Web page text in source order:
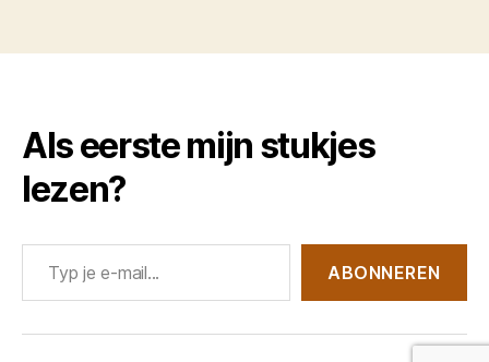
Als eerste mijn stukjes
lezen?
Typ je e-mail...
ABONNEREN